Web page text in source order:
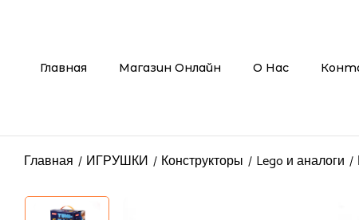
Главная Магазин Онлайн О Нас
Главная ИГРУШКИ Конструкторы Lego и аналоги